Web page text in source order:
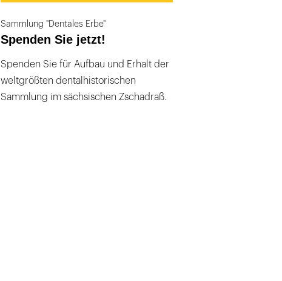
Sammlung "Dentales Erbe"
Spenden Sie jetzt!
Spenden Sie für Aufbau und Erhalt der
weltgrößten dentalhistorischen
Sammlung im sächsischen Zschadraß.